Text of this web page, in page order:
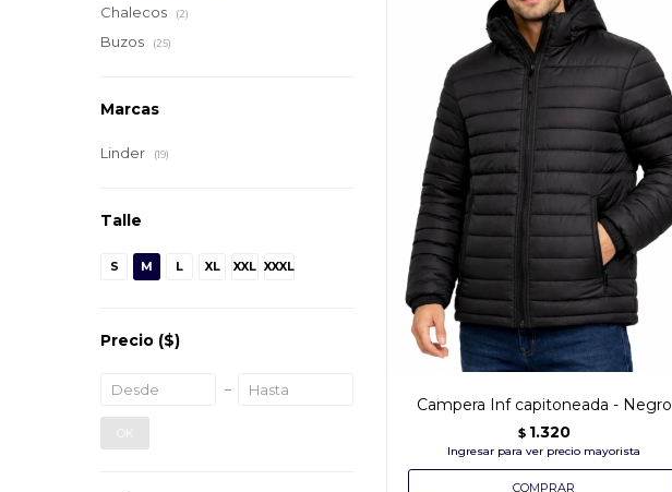
Campera Inf capitoneada - Negro
$ 1.320
Chalecos (2)
Buzos (25)
Marcas
Linder (19)
Talle
S M L XL XXL XXXL
Precio ($)
OK